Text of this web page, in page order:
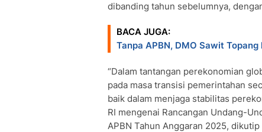
dibanding tahun sebelumnya,
BACA JUGA:
Tanpa APBN, DMO Sawit
“Dalam tantangan perekonomian
pada masa transisi pemerintahan
baik dalam menjaga stabilitas
RI mengenai Rancangan Undang-
APBN Tahun Anggaran 2025,